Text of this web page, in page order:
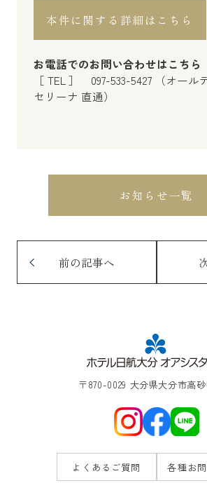
本件に関する詳細はこちら
お電話でのお問い合わせはこちら
［ TEL ］ 097-533-5427 （オー
セリーナ 直通）
お知らせ一覧
前の記事へ
〒870-0029 大分県大分市高
よくあるご質問 各種お